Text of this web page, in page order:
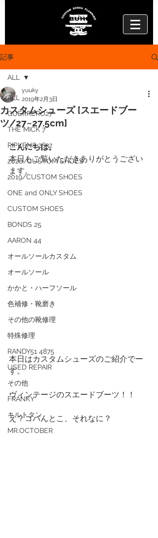
記事
ALL
GUERRERO27
THE MICK 7
RIPKEN8 2632
2020/CUSTOM SHOES
2019/CUSTOM SHOES
ONE and ONLY SHOES
CUSTOM SHOES
BONDS 25
AARON 44
オールソールカスタム
オールソール
かかと・ハーフソール
色補修・靴磨き
その他の靴修理
特殊修理
RANDY51 4875
USED REPAIR
その他
FRANKY
キルトタン
MR.OCTOBER
ALL
カスタムシューズ [スエードブー
ツ/27~27.5cm]
yuuky
2019年2月3日
こんにちは。
本日もご覧いただきありがとうござい
ます。
本日はカスタムシューズのご紹介でー
す。
ヴィンテージのスエードブーツ！！
え？コバんとこ、それなに？